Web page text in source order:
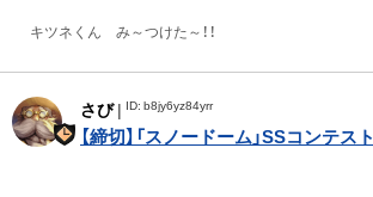
キツネくん み～つけた～！！
さび| ID: b8jy6yz84yrr
【締切】「スノードーム」SSコンテスト